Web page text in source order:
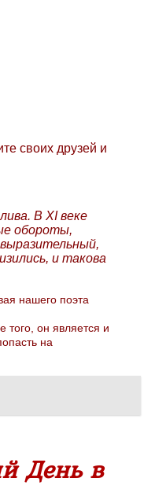
своих друзей и
В XI веке
обороты,
и такова
нашего поэта
он является и
на
День в